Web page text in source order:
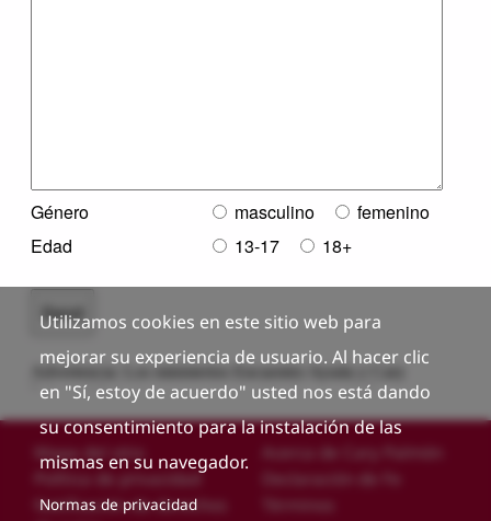
Custom footer
Mapa del sitio
Política de privacidad
Notificación de derechos
Utilizamos cookies en este sitio web para
mejorar su experiencia de usuario. Al hacer clic
en "Sí, estoy de acuerdo" usted nos está dando
su consentimiento para la instalación de las
mismas en su navegador.
Normas de privacidad